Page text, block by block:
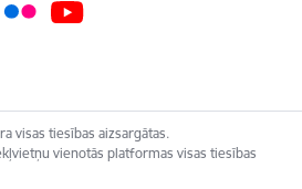
visas tiesības aizsargātas.
vienotās platformas visas tiesības